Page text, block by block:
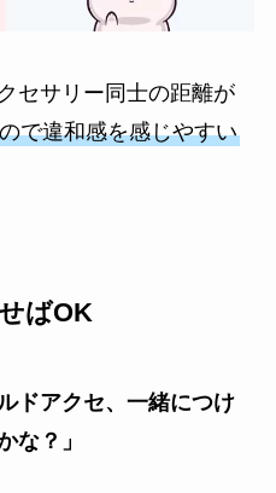
セサリー同士の距離が
で違和感を感じやすい
ばOK
ドアクセ、一緒につけ
な？」